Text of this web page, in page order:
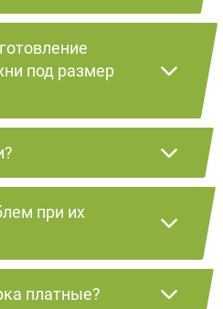
под размер
при их
платные?